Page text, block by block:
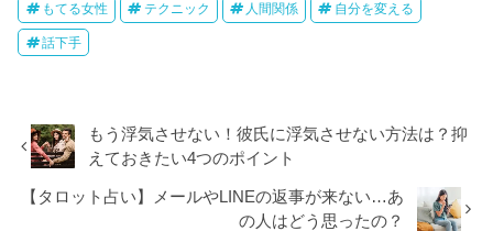
もてる女性 テクニック 人間関係 自分を変える
話下手
もう浮気させない！彼氏に浮気させない方法は？抑
えておきたい4つのポイント
【タロット占い】メールやLINEの返事が来ない…あ
の人はどう思ったの？